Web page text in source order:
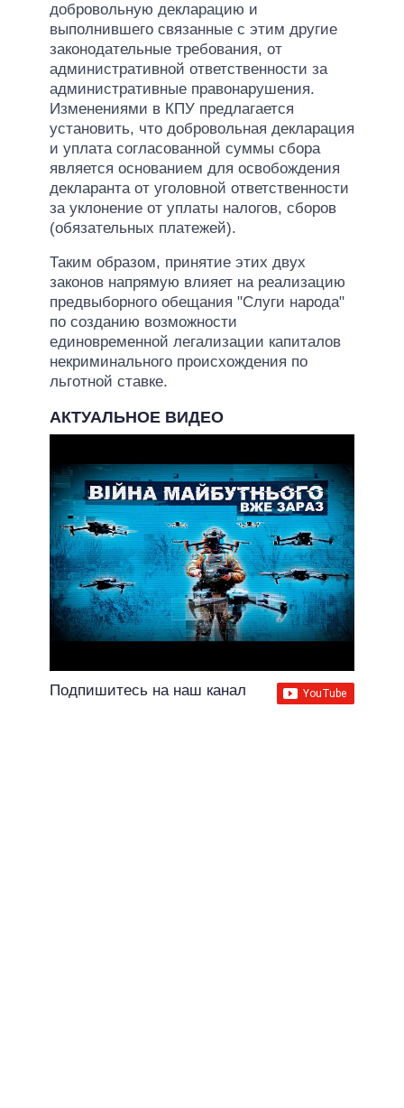
добровольную декларацию и
выполнившего связанные с этим другие
законодательные требования, от
административной ответственности за
административные правонарушения.
Изменениями в КПУ предлагается
установить, что добровольная декларация
и уплата согласованной суммы сбора
является основанием для освобождения
декларанта от уголовной ответственности
за уклонение от уплаты налогов, сборов
(обязательных платежей).
Таким образом, принятие этих двух
законов напрямую влияет на реализацию
предвыборного обещания "Слуги народа"
по созданию возможности
единовременной легализации капиталов
некриминального происхождения по
льготной ставке.
АКТУАЛЬНОЕ ВИДЕО
Подпишитесь на наш канал